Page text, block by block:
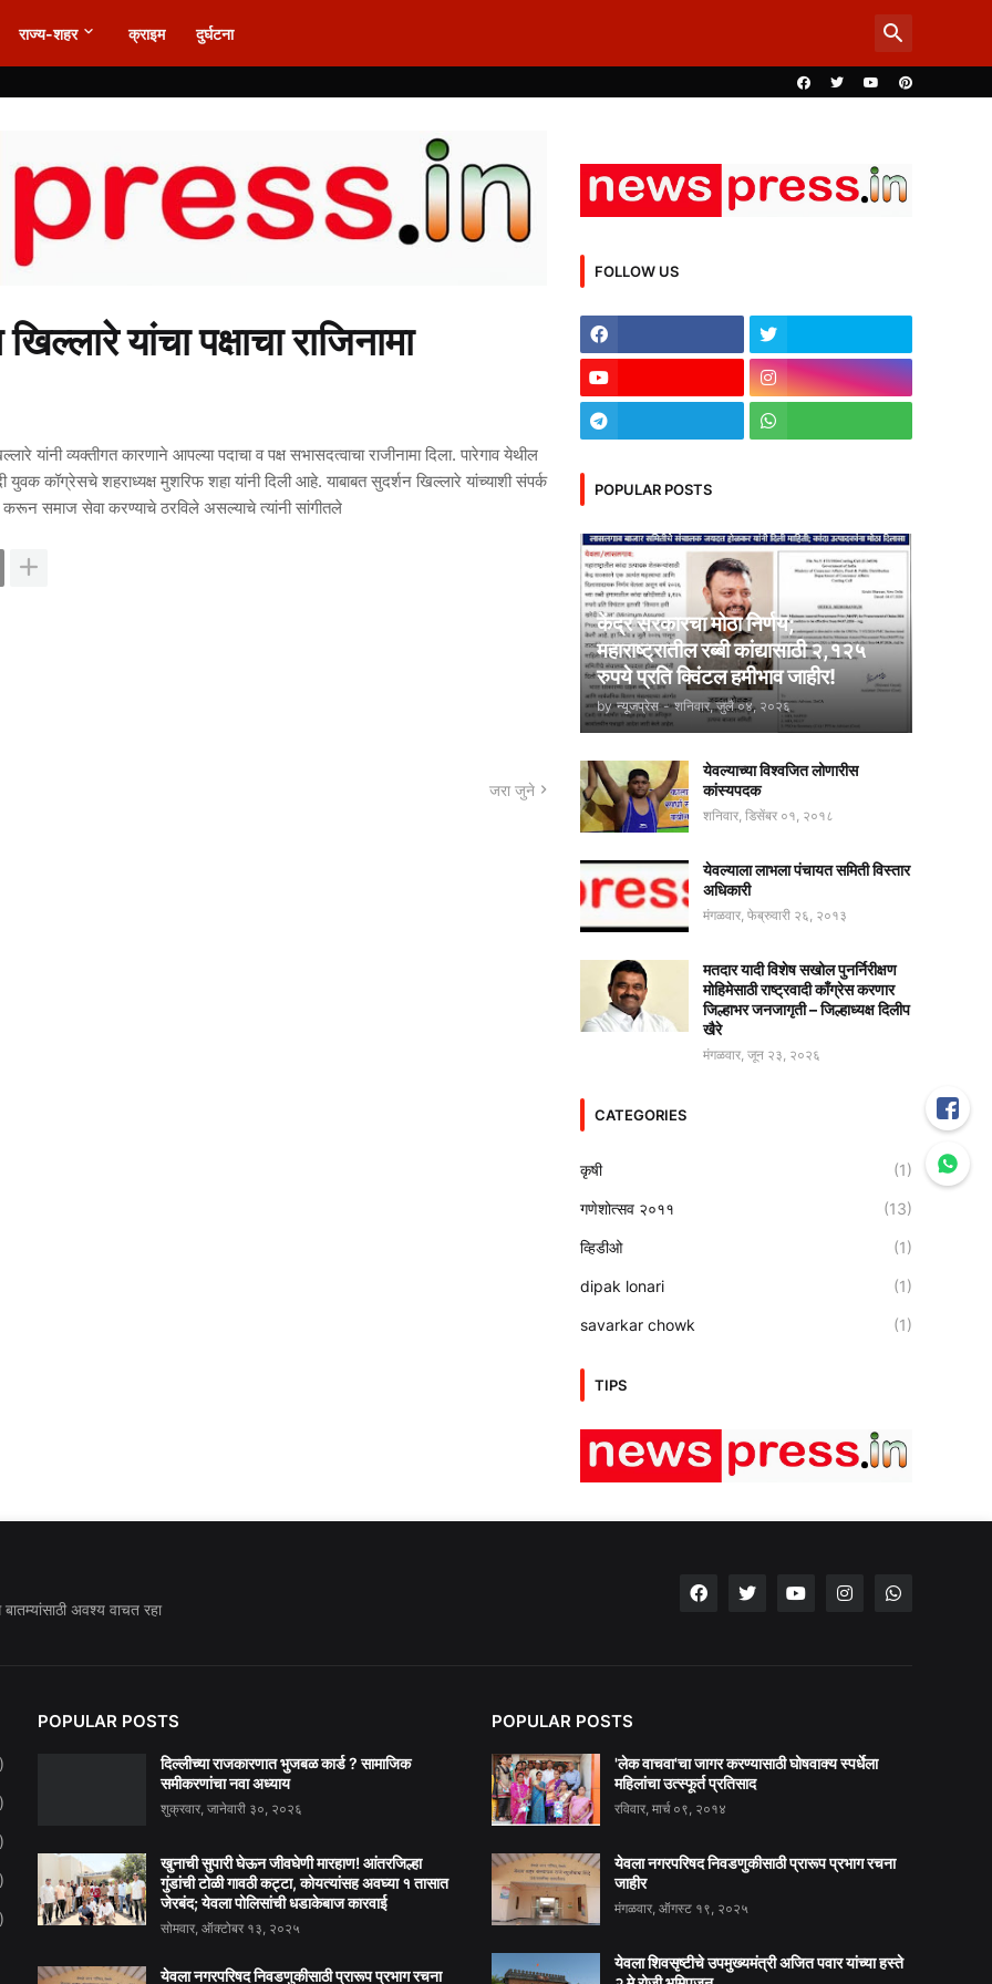
राज्य-शहर क्राइम दुर्घटना
यांचा पक्षाचा राजिनामा
व्यक्तीगत कारणाने आपल्या पदाचा व पक्ष सभासदत्वाचा राजीनामा दिला. पारेगाव येथील
युवक कॉग्रेसचे शहराध्यक्ष मुशरिफ शहा यांनी दिली आहे. याबाबत सुदर्शन खिल्लारे यांच्याशी संपर्क
करून समाज सेवा करण्याचे ठरविले असल्याचे त्यांनी सांगीतले
जरा जुने
FOLLOW US
POPULAR POSTS
केंद्र सरकारचा मोठा निर्णय;
महाराष्ट्रातील रब्बी कांद्यासाठी २,१२५
रुपये प्रति क्विंटल हमीभाव जाहीर!
by न्यूजप्रेस - शनिवार, जुलै ०४, २०२६
येवल्याच्या विश्वजित लोणारीस
कांस्यपदक
शनिवार, डिसेंबर ०१, २०१८
येवल्याला लाभला पंचायत समिती विस्तार
अधिकारी
मंगळवार, फेब्रुवारी २६, २०१३
मतदार यादी विशेष सखोल पुनर्निरीक्षण
मोहिमेसाठी राष्ट्रवादी काँग्रेस करणार
जिल्हाभर जनजागृती – जिल्हाध्यक्ष दिलीप
खैरे
मंगळवार, जून २३, २०२६
CATEGORIES
कृषी (1)
गणेशोत्सव २०११ (13)
व्हिडीओ (1)
dipak lonari (1)
savarkar chowk (1)
TIPS
बातम्यांसाठी अवश्य वाचत रहा
POPULAR POSTS
दिल्लीच्या राजकारणात भुजबळ कार्ड ? सामाजिक
समीकरणांचा नवा अध्याय
शुक्रवार, जानेवारी ३०, २०२६
खुनाची सुपारी घेऊन जीवघेणी मारहाण! आंतरजिल्हा
गुंडांची टोळी गावठी कट्टा, कोयत्यांसह अवघ्या १ तासात
जेरबंद; येवला पोलिसांची धडाकेबाज कारवाई
सोमवार, ऑक्टोबर १३, २०२५
येवला नगरपरिषद निवडणुकीसाठी प्रारूप प्रभाग रचना
POPULAR POSTS
'लेक वाचवा'चा जागर करण्यासाठी घोषवाक्य स्पर्धेला
महिलांचा उत्स्फूर्त प्रतिसाद
रविवार, मार्च ०९, २०१४
येवला नगरपरिषद निवडणुकीसाठी प्रारूप प्रभाग रचना
जाहीर
मंगळवार, ऑगस्ट १९, २०२५
येवला शिवसृष्टीचे उपमुख्यमंत्री अजित पवार यांच्या हस्ते